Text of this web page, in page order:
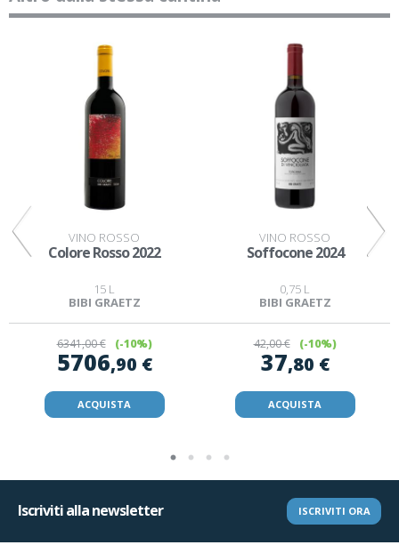
VINO ROSSO
Colore Rosso 2022
15 L
BIBI GRAETZ
6341,00 € (-10%)
5706,90 €
ACQUISTA
VINO ROSSO
Soffocone 2024
0,75 L
BIBI GRAETZ
42,00 € (-10%)
37,80 €
ACQUISTA
Iscriviti alla newsletter ISCRIVITI ORA